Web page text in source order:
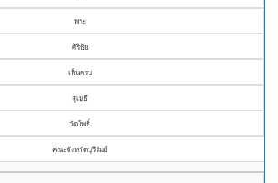
พระ
ศิริชัย
เห็นครบ
สุเมธี
วัดโพธิ์
คณะจังหวัดบุรีรัมย์